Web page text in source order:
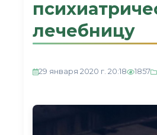
лечебницу
29 января 2020 г. 20:18 1857